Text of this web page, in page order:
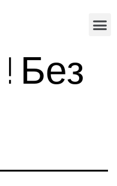
! Без